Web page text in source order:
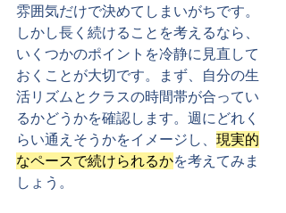
雰囲気だけで決めてしまいがちです。
しかし長く続けることを考えるなら、
いくつかのポイントを冷静に見直して
おくことが大切です。まず、自分の生
活リズムとクラスの時間帯が合ってい
るかどうかを確認します。週にどれく
らい通えそうかをイメージし、 現実的
なペースで続けられるかを考えてみま
しょう。